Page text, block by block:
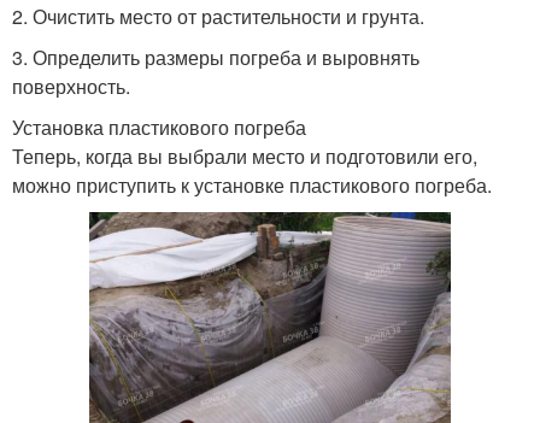
2. Очистить место от растительности и грунта.
3. Определить размеры погреба и выровнять
поверхность.
Установка пластикового погреба
Теперь, когда вы выбрали место и подготовили его,
можно приступить к установке пластикового погреба.